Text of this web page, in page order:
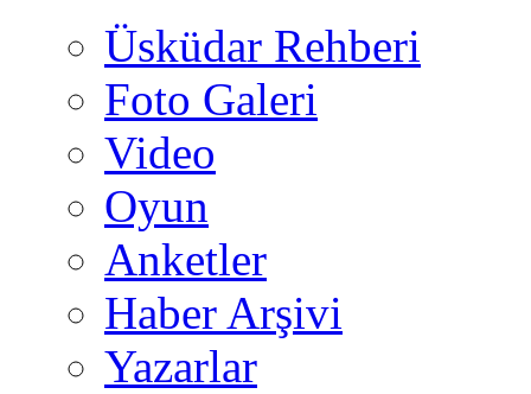
Üsküdar Rehberi
Foto Galeri
Video
Oyun
Anketler
Haber Arşivi
Yazarlar